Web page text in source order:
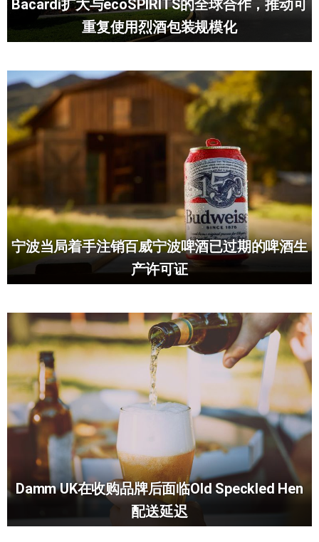
Bacardi扩大与ecoSPIRITS的全球合作，推动可
重复使用烈酒包装规模化
宁波当局着手注销百威宁波啤酒已过期的啤酒生
产许可证
Damm UK在收购品牌后面临Old Speckled Hen
配送延迟